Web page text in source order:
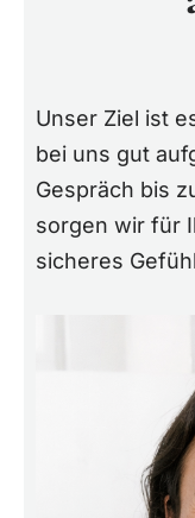
Unser Ziel ist
bei uns gut
Gespräch bis
sorgen wir für
sicheres